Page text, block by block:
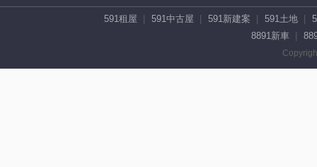
591租屋 591中古屋 591新建案 591土地
8891新車